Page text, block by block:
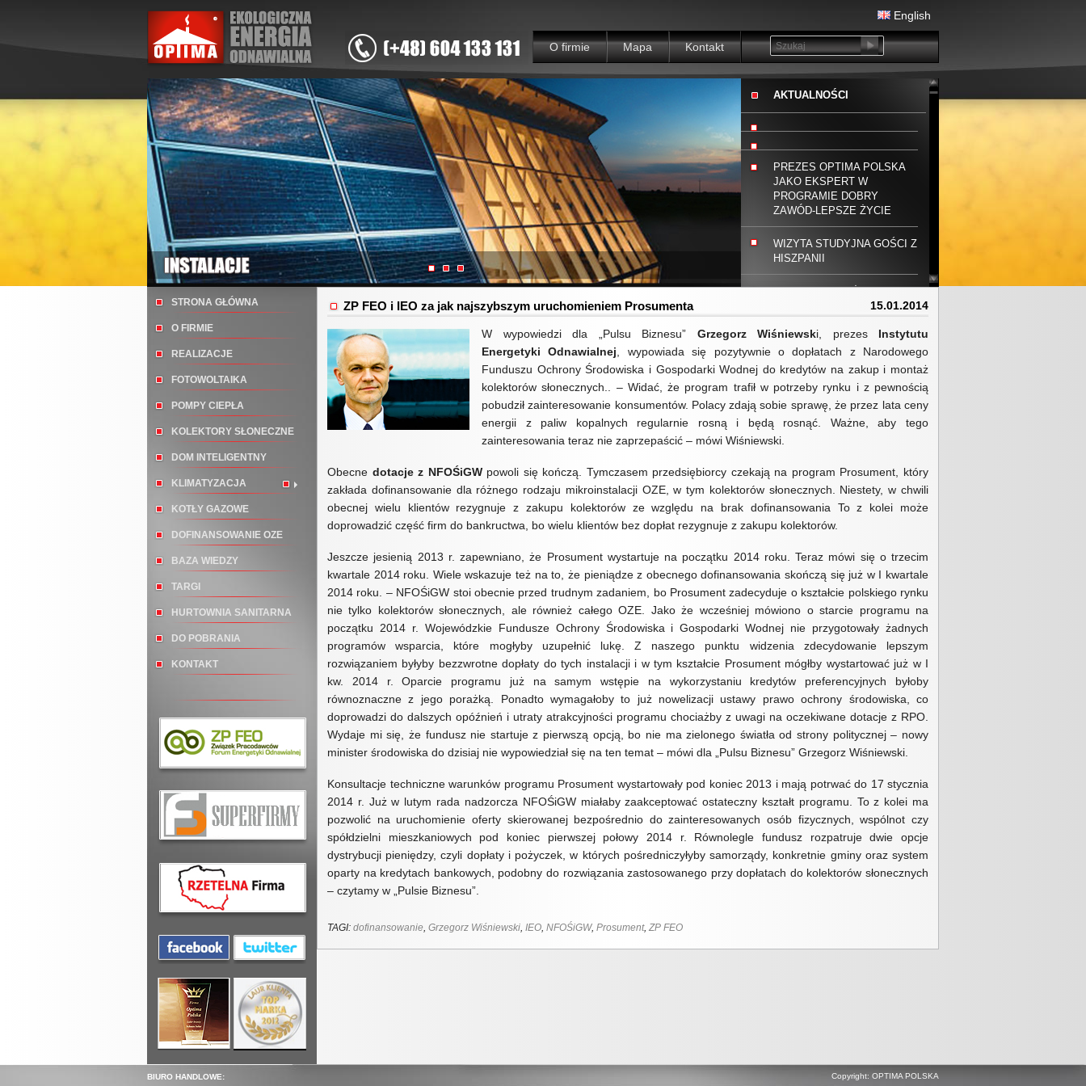
English
O firmie Mapa Kontakt
AKTUALNOŚCI
PREZES OPTIMA POLSKA
JAKO EKSPERT W
PROGRAMIE DOBRY
ZAWÓD-LEPSZE ŻYCIE
WIZYTA STUDYJNA GOŚCI Z
HISZPANII
PIERWSZE STAŻE I
PRAKTYKI W OPTIMA
POLSKA ZAKOŃCZONE!
GRANT NA BADANIA I
INNOWACJE
PRAKTYKI STUDENCKIE
STAŻ W OPTIMA POLSKA
WIZYTA STUDYJNA GOŚCI Z
BIAŁORUSI
OPTIMA POLSKA WYKONA
TERMOMODERNIZACJĘ
CHMIELNIKU
WESOŁYCH ŚWIĄT
WIELKANOCNYCH ŻYCZY
OPTIMA POLSKA
ZNAMY JUŻ WYNIKI
WOJEWÓDZKIEJ
OLIMPIADY MŁODYCH
PRODUCENTÓW ROLNYCH
OPTIMA POLSKA SZUKA
PRACOWNIKÓW
DEBATA „CZY PODLASKIE
POTRZEBUJE STRATEGII
ENERGETYCZNEJ?”
NOWY ROK- NOWE
WYZWANIA FIRMY OPTIMA
POLSKA
TERMOMODERNIZACJA W
MIESZKAŃCA”
STRONA GŁÓWNA
O FIRMIE
REALIZACJE
FOTOWOLTAIKA
POMPY CIEPŁA
KOLEKTORY SŁONECZNE
DOM INTELIGENTNY
KLIMATYZACJA
KOTŁY GAZOWE
DOFINANSOWANIE OZE
BAZA WIEDZY
TARGI
HURTOWNIA SANITARNA
DO POBRANIA
KONTAKT
ZP FEO i IEO za jak najszybszym uruchomieniem Prosumenta 15.01.2014
W wypowiedzi dla „Pulsu Biznesu” Grzegorz Wiśniewski, prezes Instytutu
Energetyki Odnawialnej, wypowiada się pozytywnie o dopłatach z Narodowego
Funduszu Ochrony Środowiska i Gospodarki Wodnej do kredytów na zakup i montaż
kolektorów słonecznych.. – Widać, że program trafił w potrzeby rynku i z pewnością
pobudził zainteresowanie konsumentów. Polacy zdają sobie sprawę, że przez lata ceny
energii z paliw kopalnych regularnie rosną i będą rosnąć. Ważne, aby tego
zainteresowania teraz nie zaprzepaścić – mówi Wiśniewski.
Obecne dotacje z NFOŚiGWpowoli się kończą. Tymczasem przedsiębiorcy czekają na program Prosument, który
zakłada dofinansowanie dla różnego rodzaju mikroinstalacji OZE, w tym kolektorów słonecznych. Niestety, w chwili
obecnej wielu klientów rezygnuje z zakupu kolektorów ze względu na brak dofinansowania To z kolei może
doprowadzić część firm do bankructwa, bo wielu klientów bez dopłat rezygnuje z zakupu kolektorów.
Jeszcze jesienią 2013 r. zapewniano, że Prosument wystartuje na początku 2014 roku. Teraz mówi się o trzecim
kwartale 2014 roku. Wiele wskazuje też na to, że pieniądze z obecnego dofinansowania skończą się już w I kwartale
2014 roku. – NFOŚiGW stoi obecnie przed trudnym zadaniem, bo Prosument zadecyduje o kształcie polskiego rynku
nie tylko kolektorów słonecznych, ale również całego OZE. Jako że wcześniej mówiono o starcie programu na
początku 2014 r. Wojewódzkie Fundusze Ochrony Środowiska i Gospodarki Wodnej nie przygotowały żadnych
programów wsparcia, które mogłyby uzupełnić lukę. Z naszego punktu widzenia zdecydowanie lepszym
rozwiązaniem byłyby bezzwrotne dopłaty do tych instalacji i w tym kształcie Prosument mógłby wystartować już w I
kw. 2014 r. Oparcie programu już na samym wstępie na wykorzystaniu kredytów preferencyjnych byłoby
równoznaczne z jego porażką. Ponadto wymagałoby to już nowelizacji ustawy prawo ochrony środowiska, co
doprowadzi do dalszych opóźnień i utraty atrakcyjności programu chociażby z uwagi na oczekiwane dotacje z RPO.
Wydaje mi się, że fundusz nie startuje z pierwszą opcją, bo nie ma zielonego światła od strony politycznej – nowy
minister środowiska do dzisiaj nie wypowiedział się na ten temat – mówi dla „Pulsu Biznesu” Grzegorz Wiśniewski.
Konsultacje techniczne warunków programu Prosument wystartowały pod koniec 2013 i mają potrwać do 17 stycznia
2014 r. Już w lutym rada nadzorcza NFOŚiGW miałaby zaakceptować ostateczny kształt programu. To z kolei ma
pozwolić na uruchomienie oferty skierowanej bezpośrednio do zainteresowanych osób fizycznych, wspólnot czy
spółdzielni mieszkaniowych pod koniec pierwszej połowy 2014 r. Równolegle fundusz rozpatruje dwie opcje
dystrybucji pieniędzy, czyli dopłaty i pożyczek, w których pośredniczyłyby samorządy, konkretnie gminy oraz system
oparty na kredytach bankowych, podobny do rozwiązania zastosowanego przy dopłatach do kolektorów słonecznych
– czytamy w „Pulsie Biznesu”.
TAGI: dofinansowanie, Grzegorz Wiśniewski, IEO, NFOŚiGW, Prosument, ZP FEO
BIURO HANDLOWE: Copyright: OPTIMA POLSKA